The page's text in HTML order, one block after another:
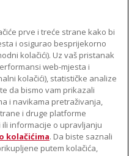
prve i treće strane kako bi
i osigurao besprijekorno
kolačići). Uz vaš pristanak
web-mjesta i
kolačići), statističke analize
da bismo vam prikazali
i navikama pretraživanja,
i druge platforme
ili informacije o upravljanju
kolačićima. Da biste saznali
putem kolačića,